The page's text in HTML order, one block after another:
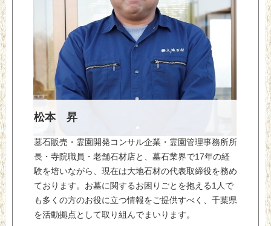
松本 昇
墓石販売・霊園開発コンサル企業・霊園管理事務所所
長・寺院職員・老舗石材店と、墓石業界で17年の経
験を培いながら、現在は大地石材の代表取締役を務め
ております。お墓に関するお困りごとを抱える1人で
も多くの方のお役に立つ情報をご提供すべく、千葉県
を活動拠点として取り組んでまいります。